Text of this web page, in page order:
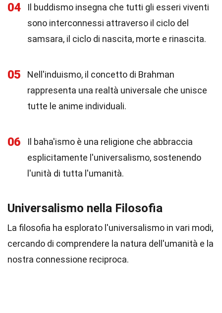
04
Il buddismo insegna che tutti gli esseri viventi
sono interconnessi attraverso il ciclo del
samsara, il ciclo di nascita, morte e rinascita.
05
Nell'induismo, il concetto di Brahman
rappresenta una realtà universale che unisce
tutte le anime individuali.
06
Il baha'ismo è una religione che abbraccia
esplicitamente l'universalismo, sostenendo
l'unità di tutta l'umanità.
Universalismo nella Filosofia
La filosofia ha esplorato l'universalismo in vari modi,
cercando di comprendere la natura dell'umanità e la
nostra connessione reciproca.